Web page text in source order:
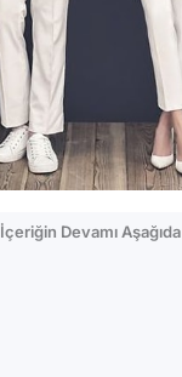
İçeriğin Devamı Aşağıda